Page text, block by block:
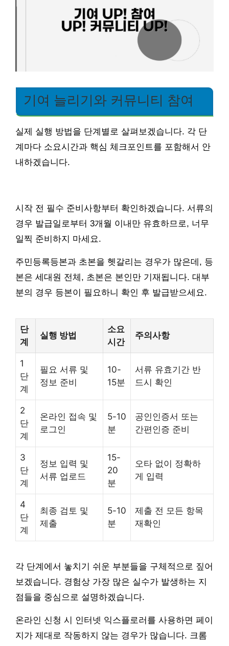
기여 늘리기와 커뮤니티 참여
실제 실행 방법을 단계별로 살펴보겠습니다. 각 단
계마다 소요시간과 핵심 체크포인트를 포함해서 안
내하겠습니다.
시작 전 필수 준비사항부터 확인하겠습니다. 서류의
경우 발급일로부터 3개월 이내만 유효하므로, 너무
일찍 준비하지 마세요.
주민등록등본과 초본을 헷갈리는 경우가 많은데, 등
본은 세대원 전체, 초본은 본인만 기재됩니다. 대부
분의 경우 등본이 필요하니 확인 후 발급받으세요.
단
계
실행 방법
소요
시간
주의사항
1
단
계
필요 서류 및
정보 준비
10-
15분
서류 유효기간 반
드시 확인
2
단
계
온라인 접속 및
로그인
5-10
분
공인인증서 또는
간편인증 준비
3
단
계
정보 입력 및
서류 업로드
15-
20
분
오타 없이 정확하
게 입력
4
단
계
최종 검토 및
제출
5-10
분
제출 전 모든 항목
재확인
각 단계에서 놓치기 쉬운 부분들을 구체적으로 짚어
보겠습니다. 경험상 가장 많은 실수가 발생하는 지
점들을 중심으로 설명하겠습니다.
온라인 신청 시 인터넷 익스플로러를 사용하면 페이
지가 제대로 작동하지 않는 경우가 많습니다. 크롬